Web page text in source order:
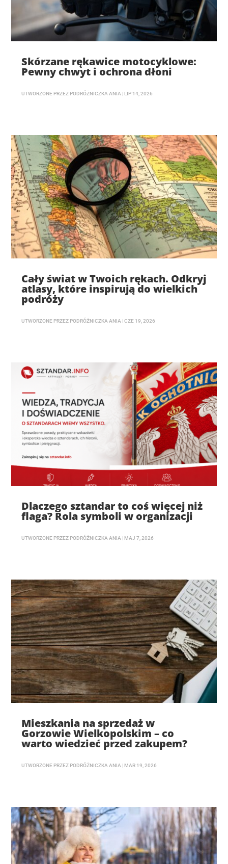
Skórzane rękawice motocyklowe:
Pewny chwyt i ochrona dłoni
UTWORZONE PRZEZ PODRÓŻNICZKA ANIA LIP 14, 2026
Cały świat w Twoich rękach. Odkryj
atlasy, które inspirują do wielkich
podróży
UTWORZONE PRZEZ PODRÓŻNICZKA ANIA |CZE 19, 2026
Dlaczego sztandar to coś więcej niż
flaga? Rola symboli w organizacji
UTWORZONE PRZEZ PODRÓŻNICZKA ANIA | MAJ 7, 2026
Mieszkania na sprzedaż w
Gorzowie Wielkopolskim – co
warto wiedzieć przed zakupem?
UTWORZONE PRZEZ PODRÓŻNICZKA ANIA | MAR 19, 2026